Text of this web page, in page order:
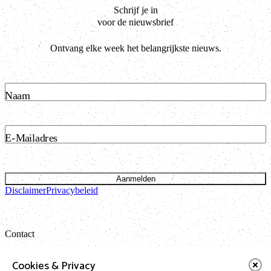
Cookies & Privacy
Schrijf je in
voor de nieuwsbrief
Ontvang elke week het belangrijkste nieuws.
Naam
E-Mailadres
Aanmelden
DisclaimerPrivacybeleid
Contact
Bataviastraat 24 unit 1.13